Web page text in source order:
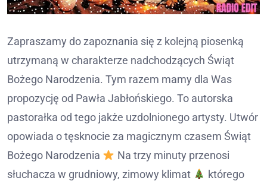
Zapraszamy do zapoznania się z kolejną piosenką
utrzymaną w charakterze nadchodzących Świąt
Bożego Narodzenia. Tym razem mamy dla Was
propozycję od Pawła Jabłońskiego. To autorska
pastorałka od tego jakże uzdolnionego artysty. Utwór
opowiada o tęsknocie za magicznym czasem Świąt
Bożego Narodzenia
Na trzy minuty przenosi
słuchacza w grudniowy, zimowy klimat
którego